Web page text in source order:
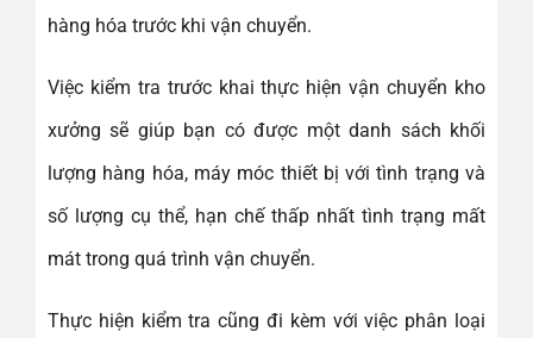
hàng hóa trước khi vận chuyển.
Việc kiểm tra trước khai thực hiện vận chuyển kho
xưởng sẽ giúp bạn có được một danh sách khối
lượng hàng hóa, máy móc thiết bị với tình trạng và
số lượng cụ thể, hạn chế thấp nhất tình trạng mất
mát trong quá trình vận chuyển.
Thực hiện kiểm tra cũng đi kèm với việc phân loại